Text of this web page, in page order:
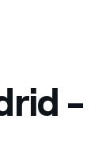
-